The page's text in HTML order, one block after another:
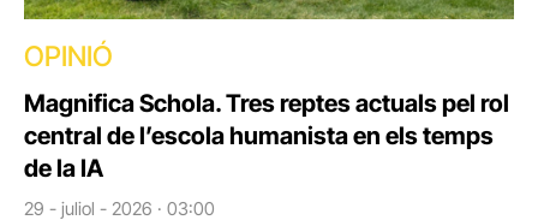
OPINIÓ
Magnifica Schola. Tres reptes actuals pel rol
central de l’escola humanista en els temps
de la IA
29 - juliol - 2026 · 03:00